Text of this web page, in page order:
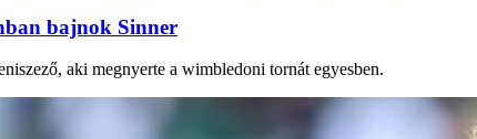
bajnok Sinner
aki megnyerte a wimbledoni tornát egyesben.